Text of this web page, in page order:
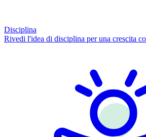
Disciplina
Rivedi l'idea di disciplina per una crescita